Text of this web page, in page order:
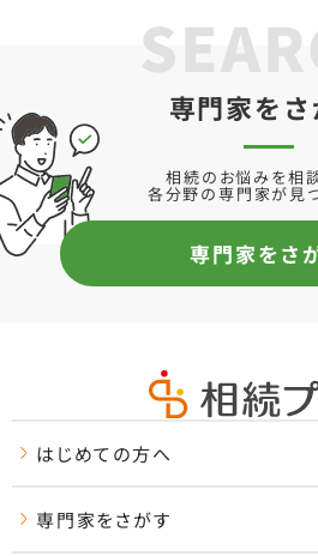
専門家をさ
相続のお悩みを相
各分野の専門家が見
専門家をさ
はじめての方へ
専門家をさがす